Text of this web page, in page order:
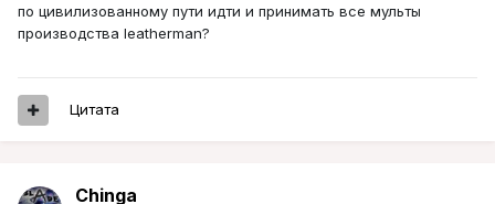
по цивилизованному пути идти и принимать все мульты
производства leatherman?
Цитата
Chinga